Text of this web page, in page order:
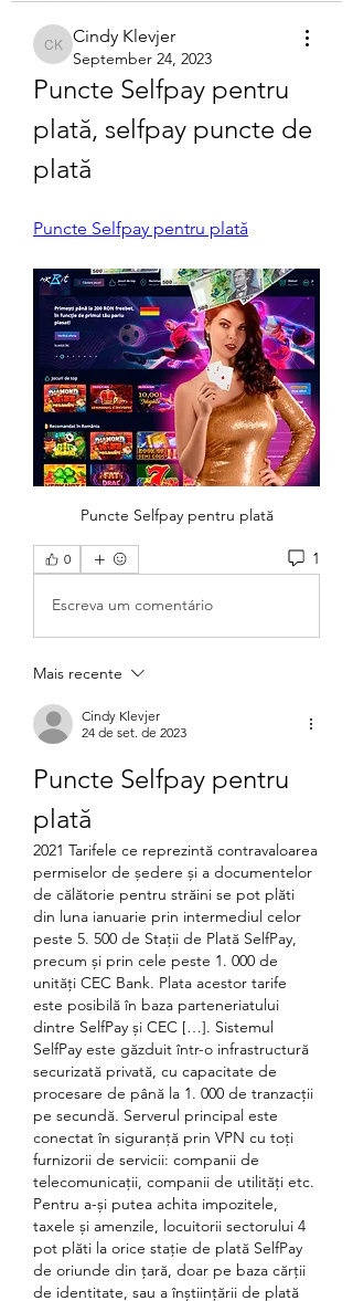
Cindy Klevjer
Cindy Klevjer
September 24, 2023
Puncte Selfpay pentru
plată, selfpay puncte de
plată
Puncte Selfpay pentru plată
Puncte Selfpay pentru plată
0 1
Escreva um comentário
Mais recente
Cindy Klevjer
24 de set. de 2023
Puncte Selfpay pentru
plată
2021 Tarifele ce reprezintă contravaloarea
permiselor de ședere și a documentelor
de călătorie pentru străini se pot plăti
din luna ianuarie prin intermediul celor
peste 5. 500 de Stații de Plată SelfPay,
precum și prin cele peste 1. 000 de
unități CEC Bank. Plata acestor tarife
este posibilă în baza parteneriatului
dintre SelfPay și CEC […]. Sistemul
SelfPay este găzduit într-o infrastructură
securizată privată, cu capacitate de
procesare de până la 1. 000 de tranzacții
pe secundă. Serverul principal este
conectat în siguranță prin VPN cu toţi
furnizorii de servicii: companii de
telecomunicații, companii de utilități etc.
Pentru a-și putea achita impozitele,
taxele și amenzile, locuitorii sectorului 4
pot plăti la orice stație de plată SelfPay
de oriunde din țară, doar pe baza cărții
de identitate, sau a înștiințării de plată